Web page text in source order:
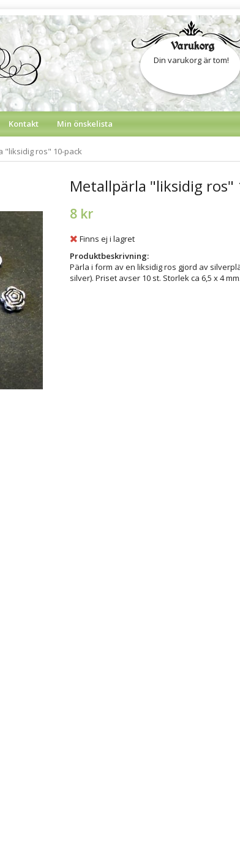
Varukorg
Din varukorg är tom!
Kontakt Min önskelista
"liksidig ros" 10-pack
Metallpärla "liksidig ros"
8 kr
Finns ej i lagret
Produktbeskrivning:
Pärla i form av en liksidig ros gjord av
silver). Priset avser 10 st. Storlek ca 6,5 x 4 mm.